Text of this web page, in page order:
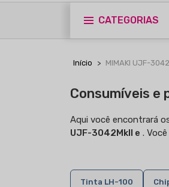
CATEGORIAS
Início MIMAKI UJF-
Consumíveis e
Aqui você encontrará
UJF-3042MkII e .
Tinta LH-100